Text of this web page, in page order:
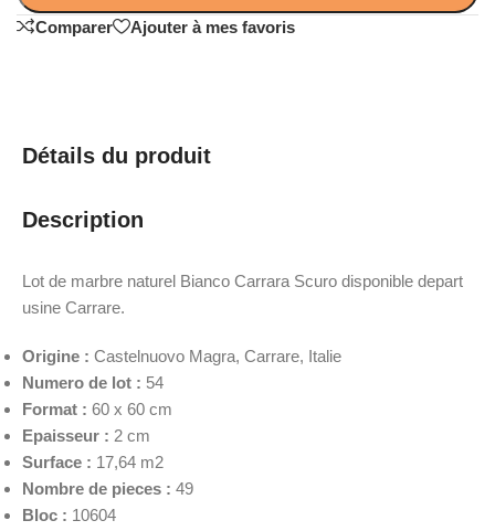
Comparer Ajouter à mes favoris
Détails du produit
Description
Lot de marbre naturel Bianco Carrara Scuro disponible depart
usine Carrare.
Origine : Castelnuovo Magra, Carrare, Italie
Numero de lot : 54
Format : 60 x 60 cm
Epaisseur : 2 cm
Surface : 17,64 m2
Nombre de pieces : 49
Bloc : 10604